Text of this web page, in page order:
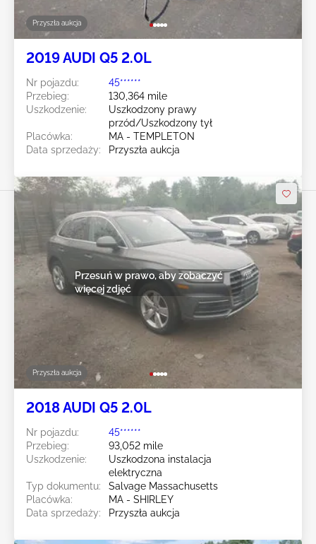
Przyszła aukcja
2019 AUDI Q5 2.0L
Nr pojazdu:
45******
Przebieg:
130,364 mile
Uszkodzenie:
Uszkodzony prawy
przód/Uszkodzony tył
Placówka:
MA - TEMPLETON
Data sprzedaży:
Przyszła aukcja
Przyszła aukcja
Przesuń w prawo, aby zobaczyć
więcej zdjęć
2018 AUDI Q5 2.0L
Nr pojazdu:
45******
Przebieg:
93,052 mile
Uszkodzenie:
Uszkodzona instalacja
elektryczna
Typ dokumentu:
Salvage Massachusetts
Placówka:
MA - SHIRLEY
Data sprzedaży:
Przyszła aukcja